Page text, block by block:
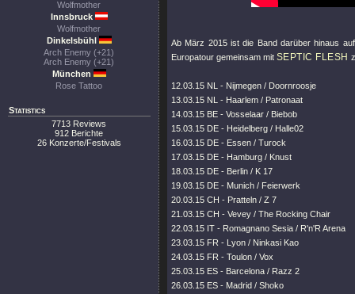
Wolfmother
Innsbruck
Wolfmother
Dinkelsbühl
Arch Enemy (+21)
Arch Enemy (+21)
München
Rose Tattoo
Statistics
7713 Reviews
912 Berichte
26 Konzerte/Festivals
Ab März 2015 ist die Band darüber hinaus
Europatour gemeinsam mit SEPTIC FLESH
12.03.15 NL - Nijmegen / Doornroosje
13.03.15 NL - Haarlem / Patronaat
14.03.15 BE - Vosselaar / Biebob
15.03.15 DE - Heidelberg / Halle02
16.03.15 DE - Essen / Turock
17.03.15 DE - Hamburg / Knust
18.03.15 DE - Berlin / K 17
19.03.15 DE - Munich / Feierwerk
20.03.15 CH - Pratteln / Z 7
21.03.15 CH - Vevey / The Rocking Chair
22.03.15 IT - Romagnano Sesia / R'n'R Arena
23.03.15 FR - Lyon / Ninkasi Kao
24.03.15 FR - Toulon / Vox
25.03.15 ES - Barcelona / Razz 2
26.03.15 ES - Madrid / Shoko